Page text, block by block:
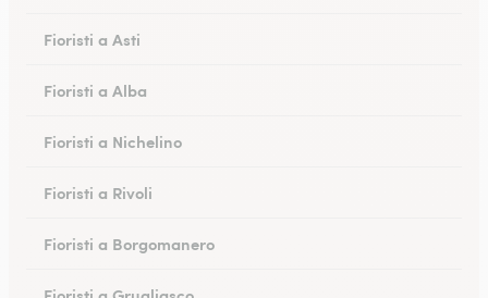
Fioristi a Asti
Fioristi a Alba
Fioristi a Nichelino
Fioristi a Rivoli
Fioristi a Borgomanero